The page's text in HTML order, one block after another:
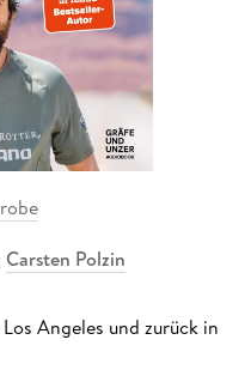
Carsten Polzin
Angeles und zurück in